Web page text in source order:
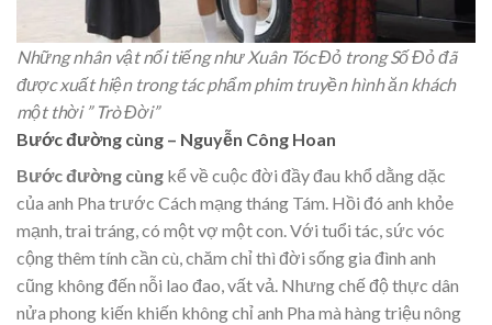
Những nhân vật nổi tiếng như Xuân Tóc Đỏ trong Số Đỏ đã
được xuất hiện trong tác phẩm phim truyền hình ăn khách
một thời ” Trò Đời”
Bước đường cùng – Nguyễn Công Hoan
Bước đường cùng kể về cuộc đời đầy đau khổ dằng dặc
của anh Pha trước Cách mạng tháng Tám. Hồi đó anh khỏe
mạnh, trai tráng, có một vợ một con. Với tuổi tác, sức vóc
cộng thêm tính cần cù, chăm chỉ thì đời sống gia đình anh
cũng không đến nỗi lao đao, vất vả. Nhưng chế độ thực dân
nửa phong kiến khiến không chỉ anh Pha mà hàng triệu nông